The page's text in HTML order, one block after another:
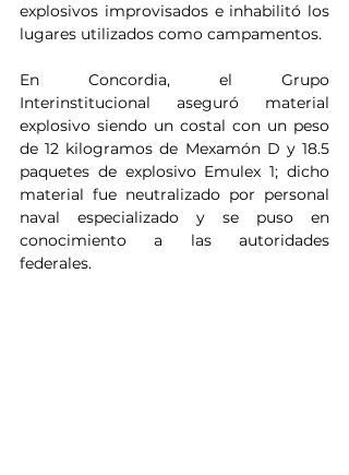
explosivos improvisados e inhabilitó los
lugares utilizados como campamentos.
En Concordia, el Grupo
Interinstitucional aseguró material
explosivo siendo un costal con un peso
de 12 kilogramos de Mexamón D y 18.5
paquetes de explosivo Emulex 1; dicho
material fue neutralizado por personal
naval especializado y se puso en
conocimiento a las autoridades
federales.